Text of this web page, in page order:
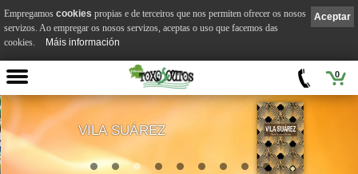
0
VILA SUÁREZ
Aceptar
Empregamos cookies propias e de terceiros que nos permiten ofrecer os nosos
servizos. Ao empregar os nosos servizos, aceptas o uso que facemos das
cookies.
Máis información